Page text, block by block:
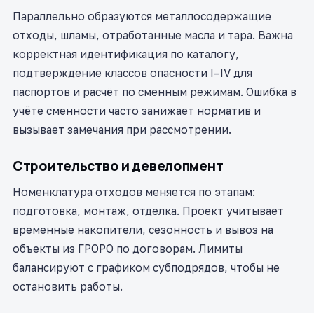
Параллельно образуются металлосодержащие
отходы, шламы, отработанные масла и тара. Важна
корректная идентификация по каталогу,
подтверждение классов опасности I–IV для
паспортов и расчёт по сменным режимам. Ошибка в
учёте сменности часто занижает норматив и
вызывает замечания при рассмотрении.
Строительство и девелопмент
Номенклатура отходов меняется по этапам:
подготовка, монтаж, отделка. Проект учитывает
временные накопители, сезонность и вывоз на
объекты из ГРОРО по договорам. Лимиты
балансируют с графиком субподрядов, чтобы не
остановить работы.